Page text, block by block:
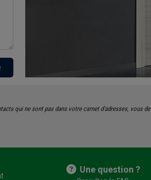
qui ne sont pas dans votre carnet d'adresses, vous
Une question ?